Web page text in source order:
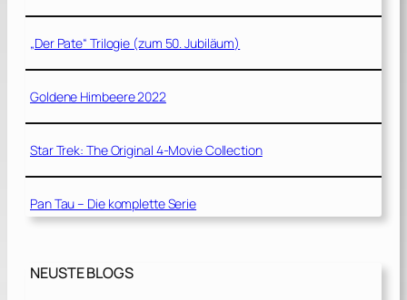
„Der Pate“ Trilogie (zum 50. Jubiläum)
Goldene Himbeere 2022
Star Trek: The Original 4-Movie Collection
Pan Tau – Die komplette Serie
NEUSTE BLOGS